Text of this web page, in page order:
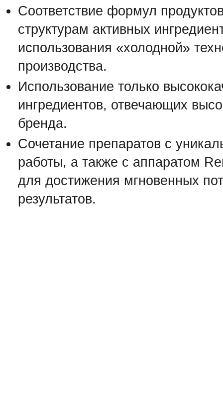
Соответствие формул
структурам активных
использования «холодной»
производства.
Использование только
ингредиентов, отвечающих
бренда.
Сочетание препаратов с
работы, а также с аппаратом
для достижения мгновенных
результатов.